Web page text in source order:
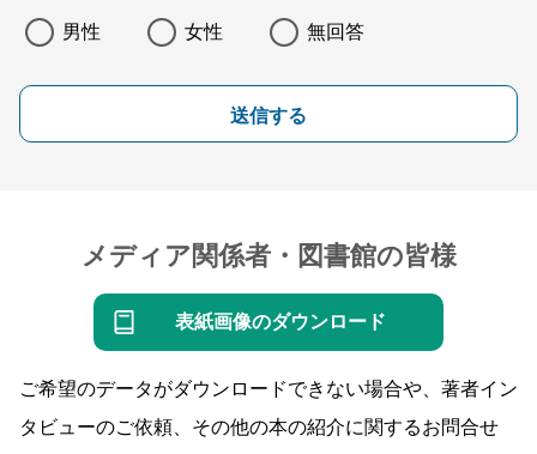
男性 女性 無回答
送信する
メディア関係者・図書館の皆様
表紙画像のダウンロード
ご希望のデータがダウンロードできない場合や、著者イン
タビューのご依頼、その他の本の紹介に関するお問合せ